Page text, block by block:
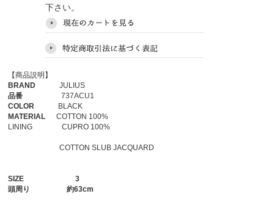
下さい。
【商品説明】
BRAND JULIUS
品番 737ACU1
COLOR BLACK
MATERIAL COTTON 100%
LINING CUPRO 100%
COTTON SLUB JACQUARD
SIZE
3
頭周り
約63cm